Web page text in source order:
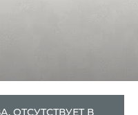
ОТСУТСТВУЕТ В